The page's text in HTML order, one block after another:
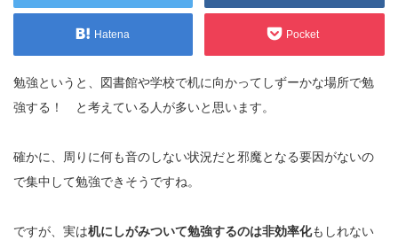
Hatena Pocket
勉強というと、図書館や学校で机に向かってしずーかな場所で勉
強する！ と考えている人が多いと思います。
確かに、周りに何も音のしない状況だと邪魔となる要因がないの
で集中して勉強できそうですね。
ですが、実は机にしがみついて勉強するのは非効率化もしれない